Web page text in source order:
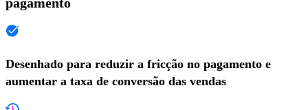
Desenhado para reduzir a fricção no pagamento e
aumentar a taxa de conversão das vendas